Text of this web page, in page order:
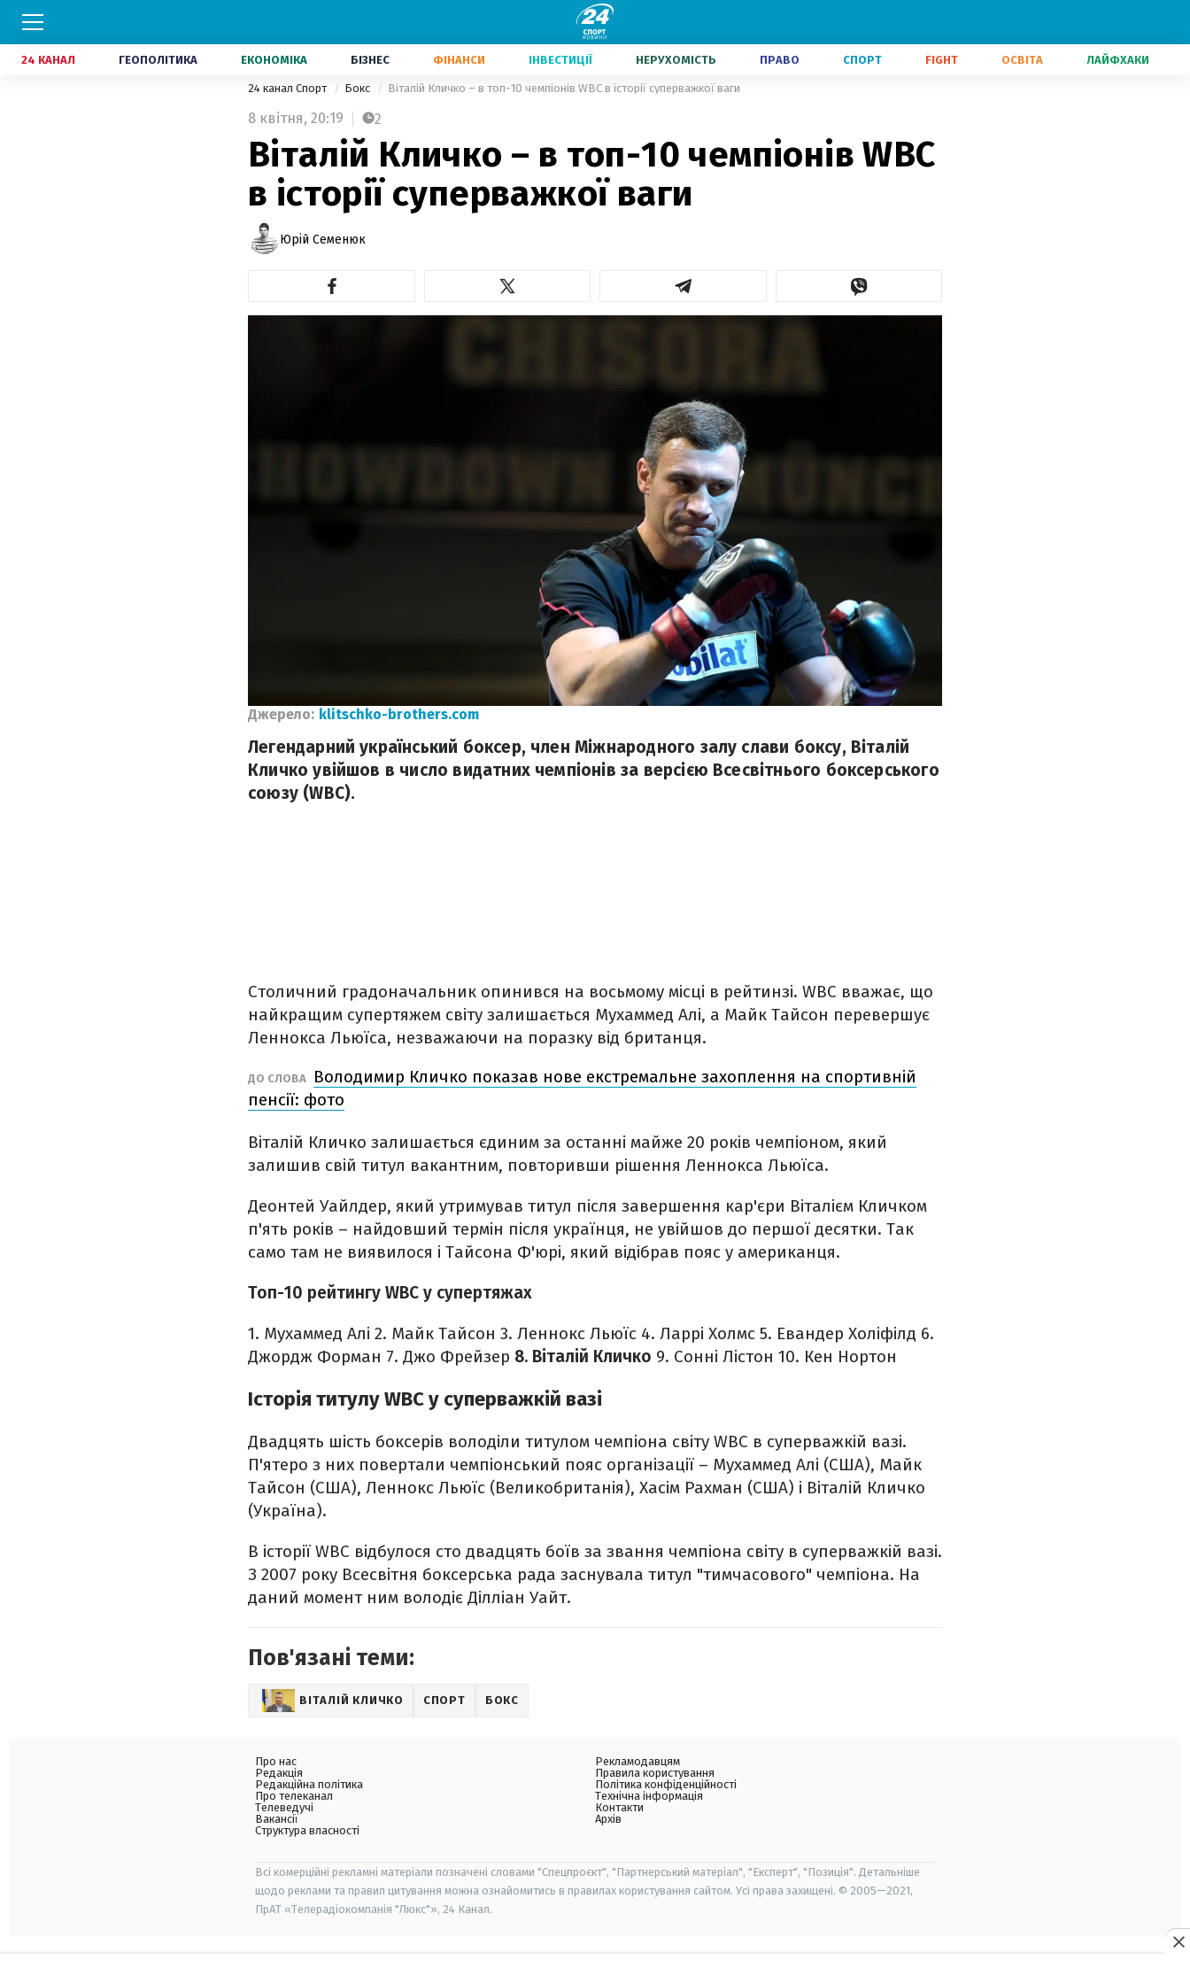
24 КАНАЛ ГЕОПОЛІТИКА ЕКОНОМІКА БІЗНЕС ФІНАНСИ ІНВЕСТИЦІЇ НЕРУХОМІСТЬ ПРАВО СПОРТ FIGHT ОСВІТА ЛАЙФХАКИ
24 канал Спорт Бокс Віталій Кличко – в топ-10 чемпіонів WBC в історії суперважкої ваги
8 квітня, 20:19 2
Віталій Кличко – в топ-10 чемпіонів WBC
в історії суперважкої ваги
Юрій Семенюк
Джерело: klitschko-brothers.com
Легендарний український боксер, член Міжнародного залу слави боксу, Віталій
Кличко увійшов в число видатних чемпіонів за версією Всесвітнього боксерського
союзу (WBC).
Столичний градоначальник опинився на восьмому місці в рейтинзі. WBC вважає, що
найкращим супертяжем світу залишається Мухаммед Алі, а Майк Тайсон перевершує
Леннокса Льюїса, незважаючи на поразку від британця.
ДО СЛОВА
Володимир Кличко показав нове екстремальне захоплення на спортивній
пенсії: фото
Віталій Кличко залишається єдиним за останні майже 20 років чемпіоном, який
залишив свій титул вакантним, повторивши рішення Леннокса Льюїса.
Деонтей Уайлдер, який утримував титул після завершення кар'єри Віталієм Кличком
п'ять років – найдовший термін після українця, не увійшов до першої десятки. Так
само там не виявилося і Тайсона Ф'юрі, який відібрав пояс у американця.
Топ-10 рейтингу WBC у супертяжах
1. Мухаммед Алі 2. Майк Тайсон 3. Леннокс Льюїс 4. Ларрі Холмс 5. Евандер Холіфілд 6.
Джордж Форман 7. Джо Фрейзер 8. Віталій Кличко 9. Сонні Лістон 10. Кен Нортон
Історія титулу WBC у суперважкій вазі
Двадцять шість боксерів володіли титулом чемпіона світу WBC в суперважкій вазі.
П'ятеро з них повертали чемпіонський пояс організації – Мухаммед Алі (США), Майк
Тайсон (США), Леннокс Льюїс (Великобританія), Хасім Рахман (США) і Віталій Кличко
(Україна).
В історії WBC відбулося сто двадцять боїв за звання чемпіона світу в суперважкій вазі.
З 2007 року Всесвітня боксерська рада заснувала титул "тимчасового" чемпіона. На
даний момент ним володіє Ділліан Уайт.
Пов'язані теми:
ВІТАЛІЙ КЛИЧКО СПОРТ БОКС
Про нас
Редакція
Редакційна політика
Про телеканал
Телеведучі
Вакансії
Структура власності
Рекламодавцям
Правила користування
Політика конфіденційності
Технічна інформація
Контакти
Архів
Всі комерційні рекламні матеріали позначені словами "Спецпроєкт", "Партнерський матеріал", "Експерт", "Позиція". Детальніше
щодо реклами та правил цитування можна ознайомитись в правилах користування сайтом. Усі права захищені. © 2005—2021,
ПрАТ «Телерадіокомпанія "Люкс"», 24 Канал.